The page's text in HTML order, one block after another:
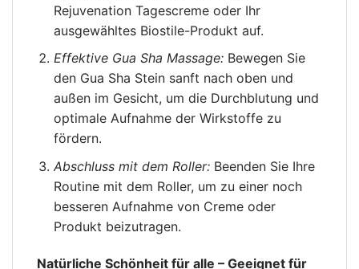
Rejuvenation Tagescreme oder Ihr
ausgewähltes Biostile-Produkt auf.
Effektive Gua Sha Massage:Bewegen Sie
den Gua Sha Stein sanft nach oben und
außen im Gesicht, um die Durchblutung und
optimale Aufnahme der Wirkstoffe zu
fördern.
Abschluss mit dem Roller:Beenden Sie Ihre
Routine mit dem Roller, um zu einer noch
besseren Aufnahme von Creme oder
Produkt beizutragen.
Natürliche Schönheit für alle – Geeignet für